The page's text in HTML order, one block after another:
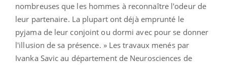
nombreuses que les hommes à reconnaître l'odeur de
leur partenaire. La plupart ont déjà emprunté le
pyjama de leur conjoint ou dormi avec pour se donner
l'illusion de sa présence. » Les travaux menés par
Ivanka Savic au département de Neurosciences de